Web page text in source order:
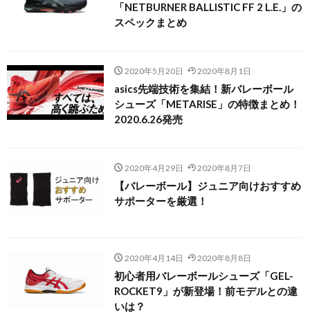
「NETBURNER BALLISTIC FF 2 L.E.」の
スペックまとめ
2020年5月20日 2020年8月1日
asics先端技術を集結！新バレーボール
シューズ「METARISE」の特徴まとめ！
2020.6.26発売
2020年4月29日 2020年8月7日
【バレーボール】ジュニア向けおすすめ
サポーターを厳選！
2020年4月14日 2020年8月8日
初心者用バレーボールシューズ「GEL-
ROCKET9」が新登場！前モデルとの違
いは？